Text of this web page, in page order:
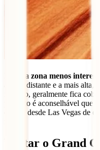
Esta é a zona menos
a mais distante e a mais alta,
inverno, geralmente fica
portanto é aconselhável que
chegar desde Las Vegas de
Visitar o Grand